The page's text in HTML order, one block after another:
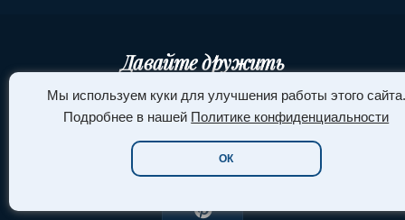
Мы используем куки для улучшения работы этого сайта.
Подробнее в нашей Политике конфиденциальности
ОК
Давайте дружить
ВКонтакте